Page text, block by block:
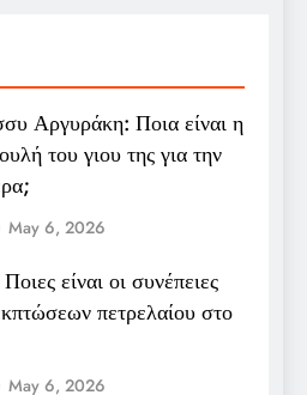
Αργυράκη: Ποια είναι η
του γιου της για την
May 6, 2026
είναι οι συνέπειες
πετρελαίου στο
May 6, 2026